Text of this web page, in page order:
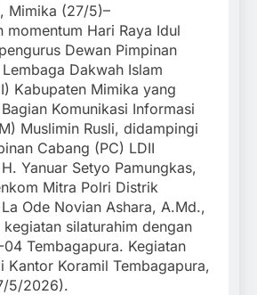
Mimika (27/5)–
momentum Hari Raya Idul
Dewan Pimpinan
Dakwah Islam
Kabupaten Mimika yang
Komunikasi Informasi
Muslimin Rusli, didampingi
Cabang (PC) LDII
Yanuar Setyo Pamungkas,
Mitra Polri Distrik
Ode Novian Ashara, A.Md.,
kegiatan silaturahim dengan
04 Tembagapura. Kegiatan
Kantor Koramil Tembagapura,
5/2026).